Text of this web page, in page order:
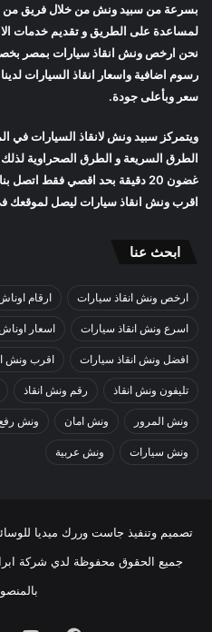
بسرعة من سبيد ونش من خلال فريق من
لمساعدة على الطريق و تقديم خدمات
نحن ارخص ونش انقاذ سيارات
رسوم اضافية واسعار انقاذ السيارات
سعر وبأعلى جودة.
ويتمركز سبيد ونش لانقاذ السيارات في
الطرق السريعة و الطرق الصحراوية
غضون 20 دقيقة بحد اقصي فقط
اقربونش انقاذ سياراتليصل لموقعك
ابحث عنا
ارخص ونش انقاذ سيارات ارقام
اسرع ونش انقاذ سيارات اسعار
افضل ونش انقاذ سيارات اقرب ونش
تليفون ونش انقاذ رقم ونش انقاذ
ونش المرور ونش امان ونش
ونش سيارات ونش عربية
تصميم وتنفيذ جاست وررك ميديا
جميع الحقوق محفوظة لدي شركة